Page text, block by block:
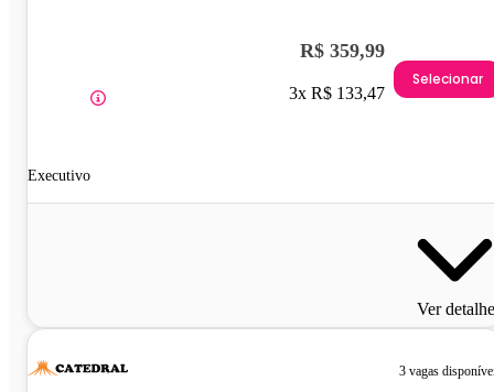
Executivo
R$ 359,99
3x R$ 133,47
Selecionar
Ver
3 vagas